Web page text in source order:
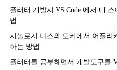
플러터 개발시 VS Code 에서 내
법
시놀로지 나스의 도커에서 어플리
하는 방법
플러터를 공부하면서 개발도구를